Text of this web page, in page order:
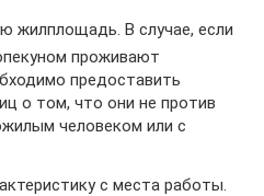
жилплощадь. В случае, если
проживают
предоставить
о том, что они не против
человеком или с
с места работы.